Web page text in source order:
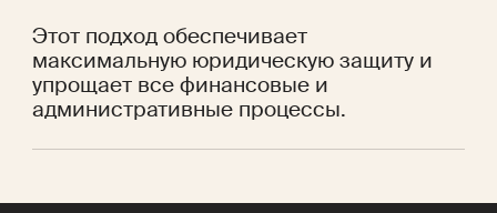
Этот подход обеспечивает
максимальную юридическую защиту и
упрощает все финансовые и
административные процессы.